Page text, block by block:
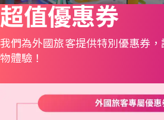
超值優惠券
我們為外國旅客提供特別優惠券
物體驗！